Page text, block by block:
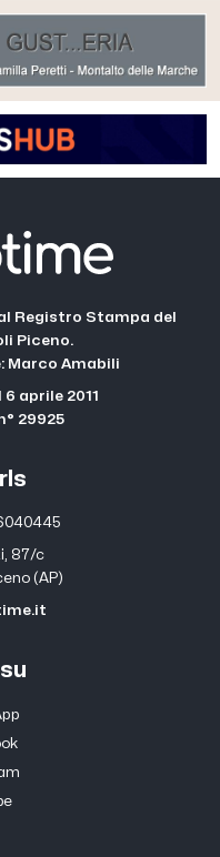
Registro Stampa del
Piceno.
Marco Amabili
aprile 2011
29925
87/c
(AP)